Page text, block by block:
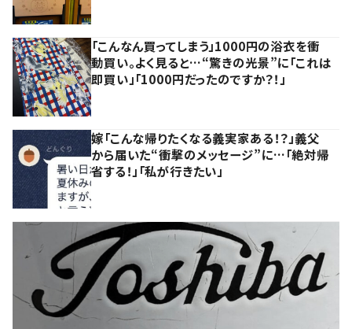
「こんなん買ってしまう」1000円の浴衣を衝
動買い。よく見ると…“驚きの光景”に「これは
即買い」「1000円だったのですか？！」
嫁「こんな帰りたくなる義実家ある！？」義父
から届いた“衝撃のメッセージ”に…「絶対帰
省する！」「私が行きたい」